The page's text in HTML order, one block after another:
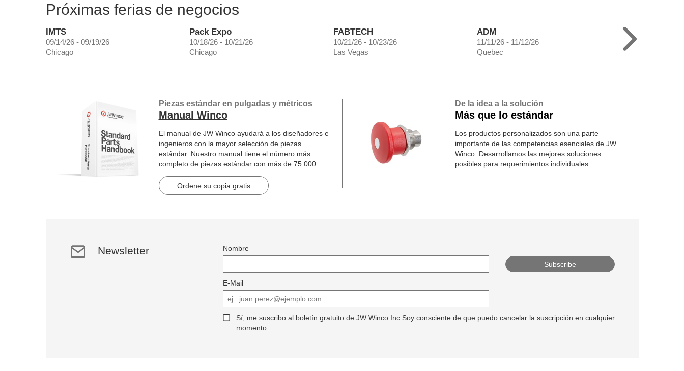
Próximas ferias de negocios
IMTS
09/14/26 - 09/19/26
Chicago
Pack Expo
10/18/26 - 10/21/26
Chicago
FABTECH
10/21/26 - 10/23/26
Las Vegas
ADM
11/11/26 - 11/12/26
Quebec
Piezas estándar en pulgadas y métricos
Manual Winco
El manual de JW Winco ayudará a los diseñadores e
ingenieros con la mayor selección de piezas
estándar. Nuestro manual tiene el número más
completo de piezas estándar con más de 75 000
Ordene su copia gratis
De la idea a la solución
Más que lo estándar
Los productos personalizados son una parte
importante de las competencias esenciales de JW
Winco. Desarrollamos las mejores soluciones
posibles para requerimientos individuales.
Newsletter Nombre
E-Mail
Sí, me suscribo al boletín gratuito de JW Winco Inc Soy consciente de que puedo cancelar la suscripción en cualquier
momento.